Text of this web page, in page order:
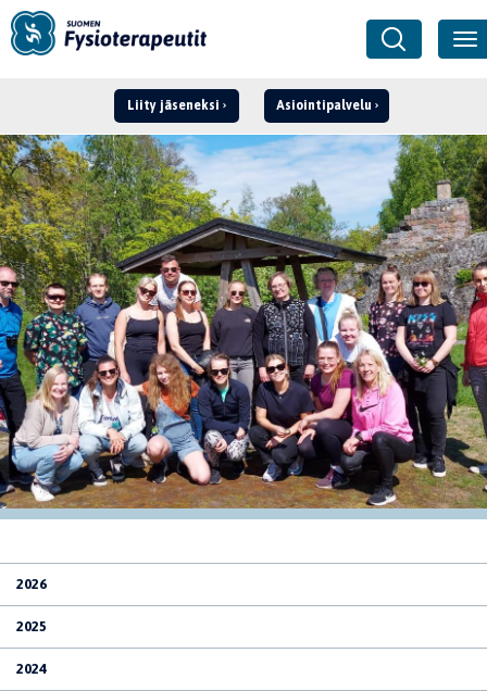
Liity jäseneksi Asiointipalvelu
Kirjaudu ›
2026
2025
2024